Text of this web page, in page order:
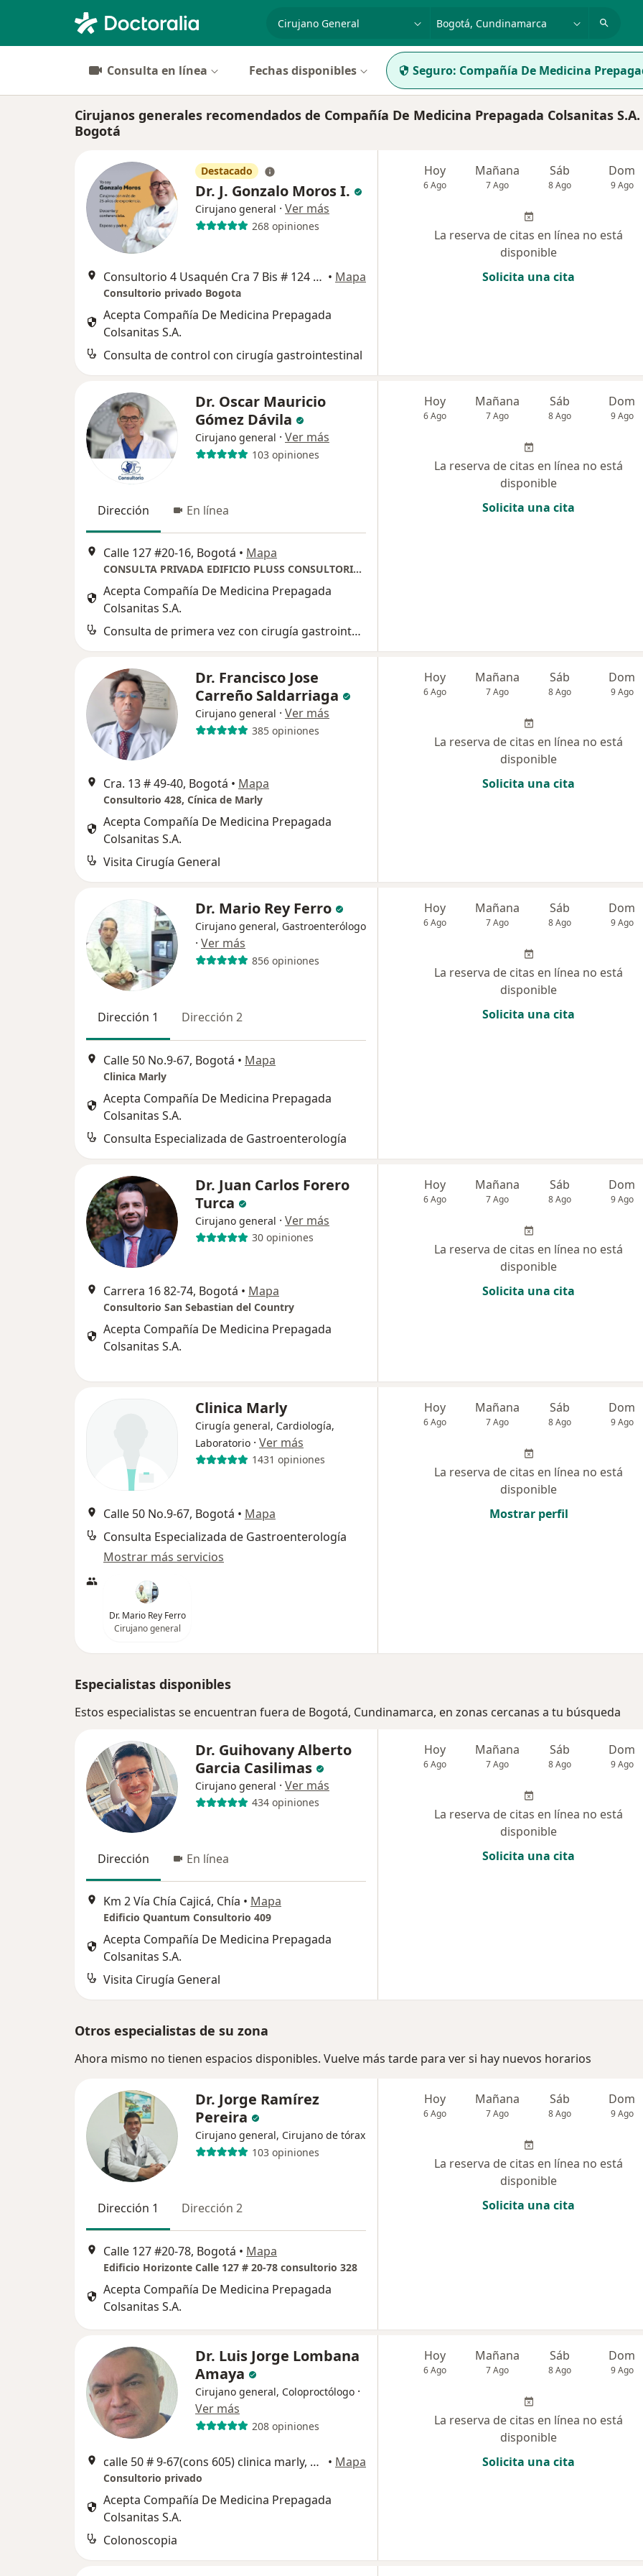
especialidad, enfermedad o nombre
p. ej. Bogotá
Consulta en línea Fechas disponibles Seguro: Compañía De Medicina
Cirujanos generales recomendados de Compañía De Medicina Prepagada Colsanitas
Bogotá
Destacado
Dr. J. Gonzalo Moros I.
Cirujano general · Ver más
268 opiniones
Consultorio 4 Usaquén Cra 7 Bis # 124 - 56/64 Piso 8 edificio vitales, Bogotá • Mapa
Consultorio privado Bogota
Acepta Compañía De Medicina Prepagada
Colsanitas S.A.
Consulta de control con cirugía gastrointestinal
Hoy
6 Ago
Mañana
7 Ago
Sáb
8 Ago
Dom
9 Ago
La reserva de citas en línea no está
disponible
Solicita una cita
Dr. Oscar Mauricio
Gómez Dávila
Cirujano general · Ver más
103 opiniones
Dirección En línea
Calle 127 #20-16, Bogotá • Mapa
CONSULTA PRIVADA EDIFICIO PLUSS CONSULTORIO 317 PISo 5 511.3
Acepta Compañía De Medicina Prepagada
Colsanitas S.A.
Consulta de primera vez con cirugía gastrointestinal
Hoy
6 Ago
Mañana
7 Ago
Sáb
8 Ago
Dom
9 Ago
La reserva de citas en línea no está
disponible
Solicita una cita
Dr. Francisco Jose
Carreño Saldarriaga
Cirujano general · Ver más
385 opiniones
Cra. 13 # 49-40, Bogotá • Mapa
Consultorio 428, Cínica de Marly
Acepta Compañía De Medicina Prepagada
Colsanitas S.A.
Visita Cirugía General
Hoy
6 Ago
Mañana
7 Ago
Sáb
8 Ago
Dom
9 Ago
La reserva de citas en línea no está
disponible
Solicita una cita
Dr. Mario Rey Ferro
Cirujano general, Gastroenterólogo
· Ver más
856 opiniones
Dirección 1 Dirección 2
Calle 50 No.9-67, Bogotá • Mapa
Clinica Marly
Acepta Compañía De Medicina Prepagada
Colsanitas S.A.
Consulta Especializada de Gastroenterología
Hoy
6 Ago
Mañana
7 Ago
Sáb
8 Ago
Dom
9 Ago
La reserva de citas en línea no está
disponible
Solicita una cita
Dr. Juan Carlos Forero
Turca
Cirujano general · Ver más
30 opiniones
Carrera 16 82-74, Bogotá • Mapa
Consultorio San Sebastian del Country
Acepta Compañía De Medicina Prepagada
Colsanitas S.A.
Hoy
6 Ago
Mañana
7 Ago
Sáb
8 Ago
Dom
9 Ago
La reserva de citas en línea no está
disponible
Solicita una cita
Clinica Marly
Cirugía general, Cardiología,
Laboratorio · Ver más
1431 opiniones
Calle 50 No.9-67, Bogotá • Mapa
Consulta Especializada de Gastroenterología
Mostrar más servicios
Dr. Mario Rey Ferro
Cirujano general
Hoy
6 Ago
Mañana
7 Ago
Sáb
8 Ago
Dom
9 Ago
La reserva de citas en línea no está
disponible
Mostrar perfil
Especialistas disponibles
Estos especialistas se encuentran fuera de Bogotá, Cundinamarca, en zonas cercanas a tu búsqueda
Dr. Guihovany Alberto
Garcia Casilimas
Cirujano general · Ver más
434 opiniones
Dirección En línea
Km 2 Vía Chía Cajicá, Chía • Mapa
Edificio Quantum Consultorio 409
Acepta Compañía De Medicina Prepagada
Colsanitas S.A.
Visita Cirugía General
Hoy
6 Ago
Mañana
7 Ago
Sáb
8 Ago
Dom
9 Ago
La reserva de citas en línea no está
disponible
Solicita una cita
Otros especialistas de su zona
Ahora mismo no tienen espacios disponibles. Vuelve más tarde para ver si hay nuevos horarios
Dr. Jorge Ramírez
Pereira
Cirujano general, Cirujano de tórax
103 opiniones
Dirección 1 Dirección 2
Calle 127 #20-78, Bogotá • Mapa
Edificio Horizonte Calle 127 # 20-78 consultorio 328
Acepta Compañía De Medicina Prepagada
Colsanitas S.A.
Hoy
6 Ago
Mañana
7 Ago
Sáb
8 Ago
Dom
9 Ago
La reserva de citas en línea no está
disponible
Solicita una cita
Dr. Luis Jorge Lombana
Amaya
Cirujano general, Coloproctólogo ·
Ver más
208 opiniones
calle 50 # 9-67(cons 605) clinica marly, Bogotá • Mapa
Consultorio privado
Acepta Compañía De Medicina Prepagada
Colsanitas S.A.
Colonoscopia
Hoy
6 Ago
Mañana
7 Ago
Sáb
8 Ago
Dom
9 Ago
La reserva de citas en línea no está
disponible
Solicita una cita